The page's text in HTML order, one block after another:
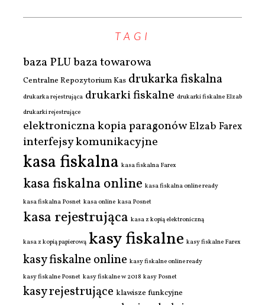
TAGI
baza PLUbaza towarowa
Centralne Repozytorium Kas drukarka fiskalna
drukarka rejestrująca drukarki fiskalne drukarki fiskalne Elzab
drukarki rejestrujące
elektroniczna kopia paragonówElzab Farex
interfejsy komunikacyjne
kasa fiskalna kasa fiskalna Farex
kasa fiskalna online kasa fiskalna online ready
kasa fiskalna Posnet kasa online kasa Posnet
kasa rejestrująca kasa z kopią elektroniczną
kasa z kopią papierową kasy fiskalne kasy fiskalne Farex
kasy fiskalne online kasy fiskalne online ready
kasy fiskalne Posnet kasy fiskalne w 2018 kasy Posnet
kasy rejestrujące klawisze funkcyjne